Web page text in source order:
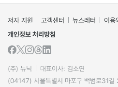
저자 지원 고객센터 뉴스레터
이용
개인정보 처리방침
(주) 뉴닉
대표이사: 김소연
(04147) 서울특별시 마포구 백범로31길